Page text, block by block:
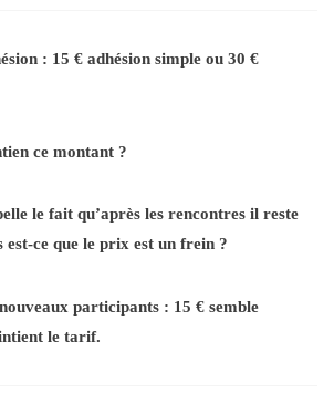
: 15 € adhésion simple ou 30 €
ce montant ?
le fait qu’après les rencontres il reste
ce que le prix est un frein ?
participants : 15 € semble
le tarif.